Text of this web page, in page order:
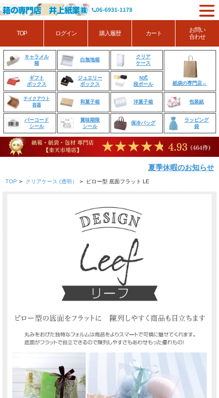
キャラメル
箱
白無地箱
クリア
ケース
紙袋の専門店→
ギフト
ボックス
ジュエリー
ボックス
N式
段ボール
テイクアウト
容器
和菓子箱 洋菓子箱 包装紙
バーコード
シール
賞味期限
シール
保冷バッグ
ラッピング
袋
夏季休暇のお知らせ
TOP > クリアケース (透明） > ピロー型 底面フラット LE
TOP ログイン 購入履歴 カート
お問い
合わせ